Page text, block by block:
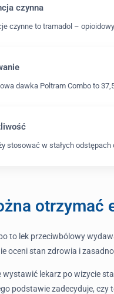
czynna
czynne to tramadol –
dawka Poltram Combo to
stosować w stałych
otrzymać
to lek przeciwbólowy
oceni stan zdrowia i
wystawić lekarz po wizycie
podstawie zadecyduje,